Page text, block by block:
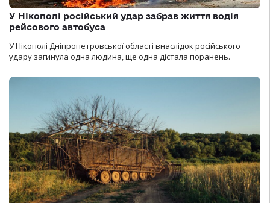
У Нікополі російський удар забрав життя водія
рейсового автобуса
У Нікополі Дніпропетровської області внаслідок російського
удару загинула одна людина, ще одна дістала поранень.